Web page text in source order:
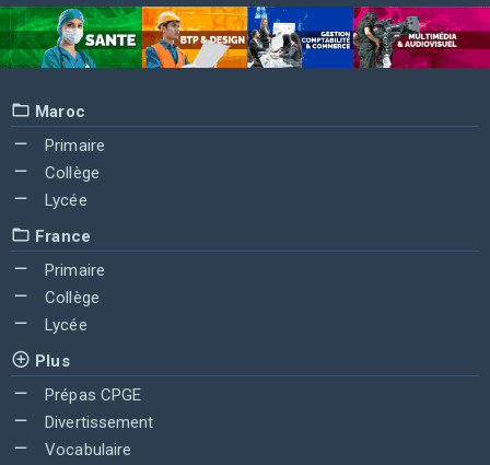
Maroc
Primaire
Collège
Lycée
France
Primaire
Collège
Lycée
Plus
Prépas CPGE
Divertissement
Vocabulaire